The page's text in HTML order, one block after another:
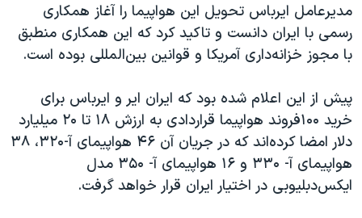
سفر پرزیدنت ترامپ به چین
مدیرعامل ایرباس تحویل این هواپیما را آغاز همکاری
رسمی با ایران دانست و تاکید کرد که این همکاری منطبق
با مجوز خزانه‌داری آمریکا و قوانین بین‌المللی بوده است.
پیش از این اعلام شده بود که ایران ایر و ایرباس برای
خرید ۱۰۰فروند هواپیما قراردادی به ارزش ۱۸ تا ۲۰ میلیارد
دلار امضا کرده‌اند که در جریان آن ۴۶ هواپیمای آ-۳۲۰، ۳۸
هواپیمای آ- ۳۳۰ و ۱۶ هواپیمای آ- ۳۵۰ مدل
ایکس‌دبلیوبی در اختیار ایران قرار خواهد گرفت.